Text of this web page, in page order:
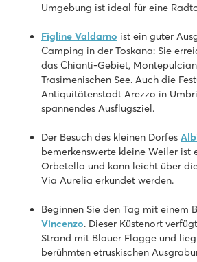
Umgebung ist ideal für eine
Figline Valdarno ist ein guter
Camping in der Toskana: Sie
das Chianti-Gebiet,
Trasimenischen See. Auch die
Antiquitätenstadt Arezzo in
spannendes Ausflugsziel.
Der Besuch des kleinen Dorfes
bemerkenswerte kleine Weiler ist
Orbetello und kann leicht über
Via Aurelia erkundet werden.
Beginnen Sie den Tag mit einem
Vincenzo. Dieser Küstenort
Strand mit Blauer Flagge und
berühmten etruskischen